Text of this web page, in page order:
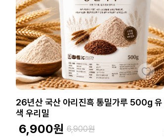
26년산 국산 아리진흑 통밀가루 500g 유
색 우리밀
6,900원 6,900원